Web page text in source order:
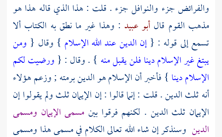
والفرائض جزء والنوافل جزء . قلت : هذا الذي قاله هذا هو
مذهب القوم قال أبو عبيد : وهذا غير ما نطق به الكتاب ألا
تسمع إلى قوله : {إن الدين عند الله الإسلام } وقال { ومن
يبتغ غير الإسلام دينا فلن يقبل منه } . وقال : { ورضيت لكم
الإسلام دينا } فأخبر أن الإسلام هو الدين برمته ; وزعم هؤلاء
أنه ثلث الدين . قلت : إنما قالوا : إن الإيمان ثلث ولم يقولوا إن
الإيمان ثلث الدين . لكنهم فرقوا بين مسمى الإيمان ومسمى
الدين وسنذكر إن شاء الله تعالى الكلام في مسمى هذا ومسمى